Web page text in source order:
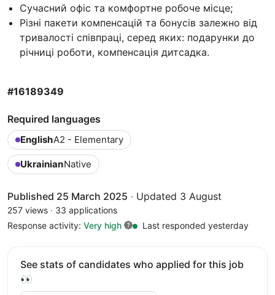
Сучасний офіс та комфортне робоче місце;
Різні пакети компенсацій та бонусів залежно від
тривалості співпраці, серед яких: подарунки до
річниці роботи, компенсація дитсадка.
#16189349
Required languages
EnglishA2 - Elementary
UkrainianNative
Published 25 March 2025 · Updated 3 August
257 views · 33 applications
Response activity: Very high Last responded yesterday
See stats of candidates who applied for this job
👀